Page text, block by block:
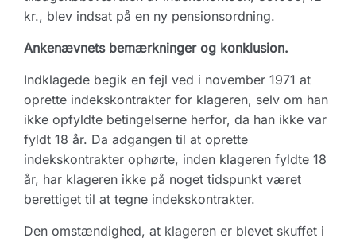
kr., blev indsat på en ny pensionsordning.
Ankenævnets bemærkninger og konklusion.
Indklagede begik en fejl ved i november 1971 at
oprette indekskontrakter for klageren, selv om han
ikke opfyldte betingelserne herfor, da han ikke var
fyldt 18 år. Da adgangen til at oprette
indekskontrakter ophørte, inden klageren fyldte 18
år, har klageren ikke på noget tidspunkt været
berettiget til at tegne indekskontrakter.
Den omstændighed, at klageren er blevet skuffet i